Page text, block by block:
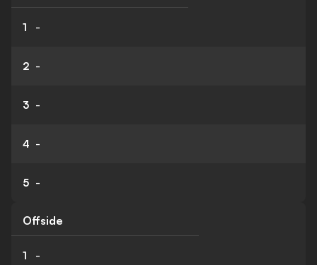
1 -
2 -
3 -
4 -
5 -
Offside
1 -